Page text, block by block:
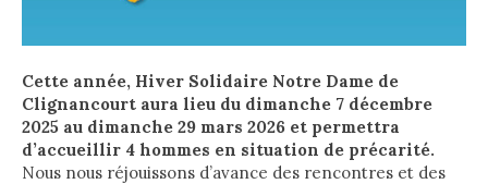
Cette année, Hiver Solidaire Notre Dame de
Clignancourt aura lieu du dimanche 7 décembre
2025 au dimanche 29 mars 2026 et permettra
d’accueillir 4 hommes en situation de précarité.
Nous nous réjouissons d’avance des rencontres et des